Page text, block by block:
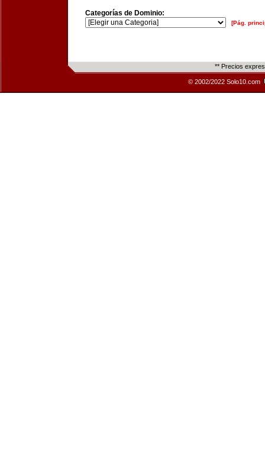
Categorías de Dominio:
[Pág.
** Precios
© 2002/2022 Solo10.com